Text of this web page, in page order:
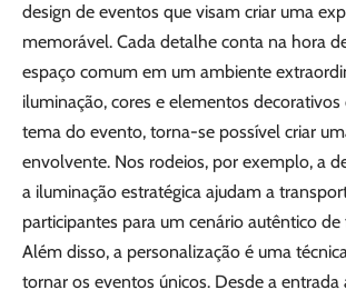
design de eventos que visam criar uma
memorável. Cada detalhe conta na hora
espaço comum em um ambiente
iluminação, cores e elementos
tema do evento, torna-se possível criar
envolvente. Nos rodeios, por exemplo, a
a iluminação estratégica ajudam a
participantes para um cenário autêntico de
Além disso, a personalização é uma
tornar os eventos únicos. Desde a entrada